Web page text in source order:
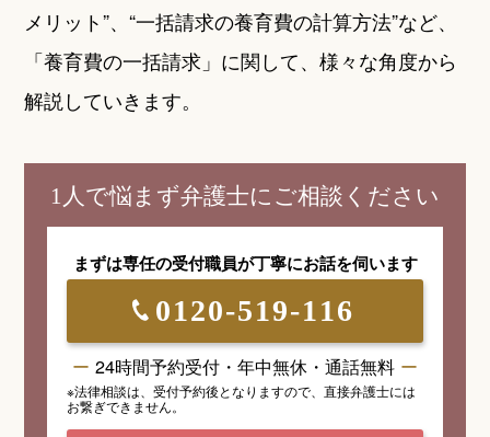
メリット”、“一括請求の養育費の計算方法”など、
「養育費の一括請求」に関して、様々な角度から
解説していきます。
1人で悩まず弁護士にご相談ください
まずは専任の受付職員が丁寧にお話を伺います
0120-519-116
24時間予約受付・年中無休・通話無料
※法律相談は、受付予約後となりますので、 直接弁護士には
お繋ぎできません。